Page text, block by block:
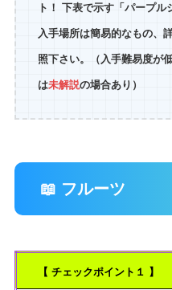
ト！ 下表で示す「パープ
入手場所は簡易的なもの、
照下さい。（入手難易度が
は未解説の場合あり）
📖 フルーツ
【 チェックポイント１ 】